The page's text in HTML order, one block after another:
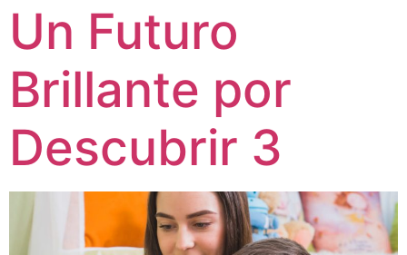
Un Futuro
Brillante por
Descubrir 3